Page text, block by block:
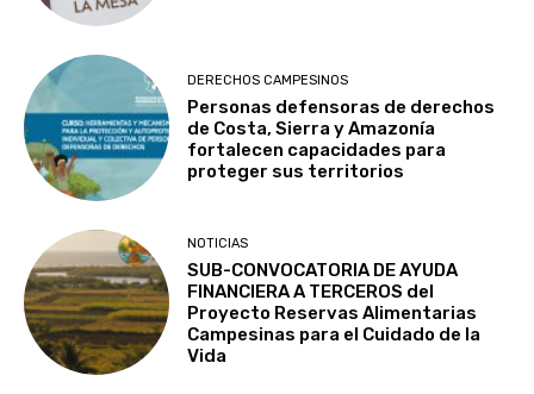
DERECHOS CAMPESINOS
Personas defensoras de derechos
de Costa, Sierra y Amazonía
fortalecen capacidades para
proteger sus territorios
NOTICIAS
SUB-CONVOCATORIA DE AYUDA
FINANCIERA A TERCEROS del
Proyecto Reservas Alimentarias
Campesinas para el Cuidado de la
Vida